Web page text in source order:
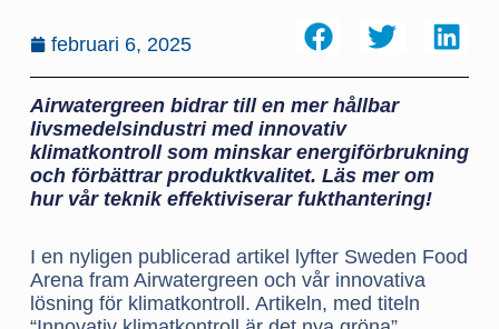
februari 6, 2025
Airwatergreen bidrar till en mer hållbar
livsmedelsindustri med innovativ
klimatkontroll som minskar energiförbrukning
och förbättrar produktkvalitet. Läs mer om
hur vår teknik effektiviserar fukthantering!
I en nyligen publicerad artikel lyfter Sweden Food
Arena fram Airwatergreen och vår innovativa
lösning för klimatkontroll. Artikeln, med titeln